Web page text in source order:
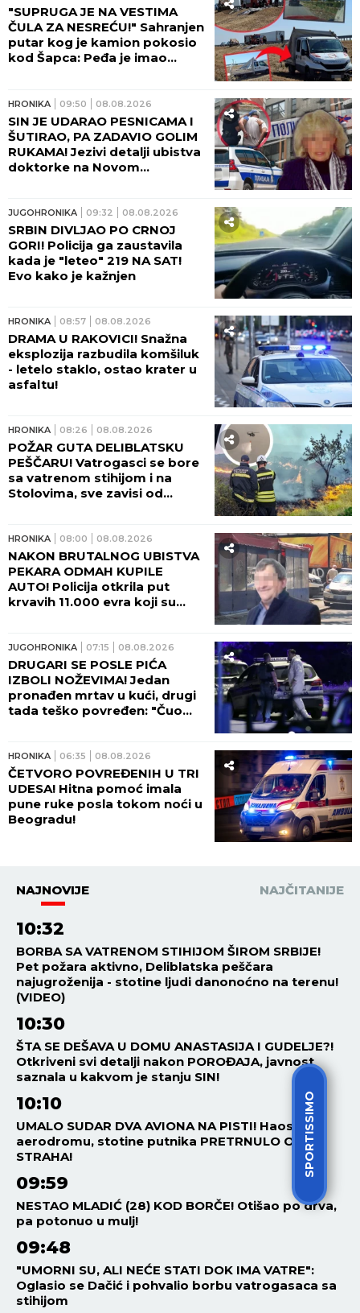
SPORTISSIMO
"SUPRUGA JE NA VESTIMA
ČULA ZA NESREĆU!" Sahranjen
putar kog je kamion pokosio
kod Šapca: Peđa je imao
HRONIKA 09:50 08.08.2026
SIN JE UDARAO PESNICAMA I
ŠUTIRAO, PA ZADAVIO GOLIM
RUKAMA! Jezivi detalji ubistva
doktorke na Novom
PAMTE!
JUGOHRONIKA 09:32 08.08.2026
SRBIN DIVLJAO PO CRNOJ
GORI! Policija ga zaustavila
kada je "leteo" 219 NA SAT!
Evo kako je kažnjen
HRONIKA 08:57 08.08.2026
DRAMA U RAKOVICI! Snažna
eksplozija razbudila komšiluk
- letelo staklo, ostao krater u
asfaltu!
HRONIKA 08:26 08.08.2026
POŽAR GUTA DELIBLATSKU
PEŠČARU! Vatrogasci se bore
sa vatrenom stihijom i na
Stolovima, sve zavisi od
HRONIKA 08:00 08.08.2026
NAKON BRUTALNOG UBISTVA
PEKARA ODMAH KUPILE
AUTO! Policija otkrila put
krvavih 11.000 evra koji su
plen!
JUGOHRONIKA 07:15 08.08.2026
DRUGARI SE POSLE PIĆA
IZBOLI NOŽEVIMA! Jedan
pronađen mrtav u kući, drugi
tada teško povređen: "Čuo
HRONIKA 06:35 08.08.2026
ČETVORO POVREĐENIH U TRI
UDESA! Hitna pomoć imala
pune ruke posla tokom noći u
Beogradu!
NAJNOVIJE NAJČITANIJE
10:32
BORBA SA VATRENOM STIHIJOM ŠIROM SRBIJE!
Pet požara aktivno, Deliblatska peščara
najugroženija - stotine ljudi danonoćno na terenu!
(VIDEO)
10:30
ŠTA SE DEŠAVA U DOMU ANASTASIJA I GUDELJE?!
Otkriveni svi detalji nakon POROĐAJA, javnost
saznala u kakvom je stanju SIN!
10:10
UMALO SUDAR DVA AVIONA NA PISTI! Haos na
aerodromu, stotine putnika PRETRNULO OD
STRAHA!
09:59
NESTAO MLADIĆ (28) KOD BORČE! Otišao po drva,
pa potonuo u mulj!
09:48
"UMORNI SU, ALI NEĆE STATI DOK IMA VATRE":
Oglasio se Dačić i pohvalio borbu vatrogasaca sa
stihijom